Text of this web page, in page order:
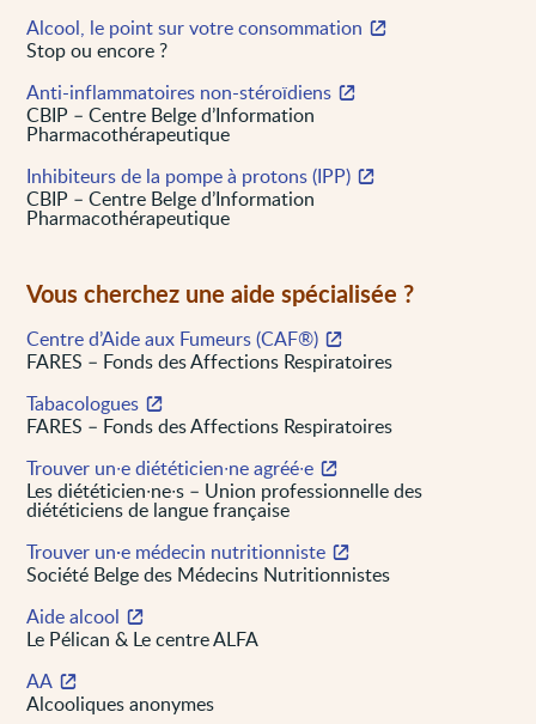
Alcool, le point sur votre consommation
Stop ou encore ?
Anti-inflammatoires non-stéroïdiens
CBIP – Centre Belge d’Information
Pharmacothérapeutique
Inhibiteurs de la pompe à protons (IPP)
CBIP – Centre Belge d’Information
Pharmacothérapeutique
Vous cherchez une aide spécialisée ?
Centre d’Aide aux Fumeurs (CAF®)
FARES – Fonds des Affections Respiratoires
Tabacologues
FARES – Fonds des Affections Respiratoires
Trouver un∙e diététicien∙ne agréé∙e
Les diététicien∙ne∙s – Union professionnelle des
diététiciens de langue française
Trouver un·e médecin nutritionniste
Société Belge des Médecins Nutritionnistes
Aide alcool
Le Pélican & Le centre ALFA
AA
Alcooliques anonymes